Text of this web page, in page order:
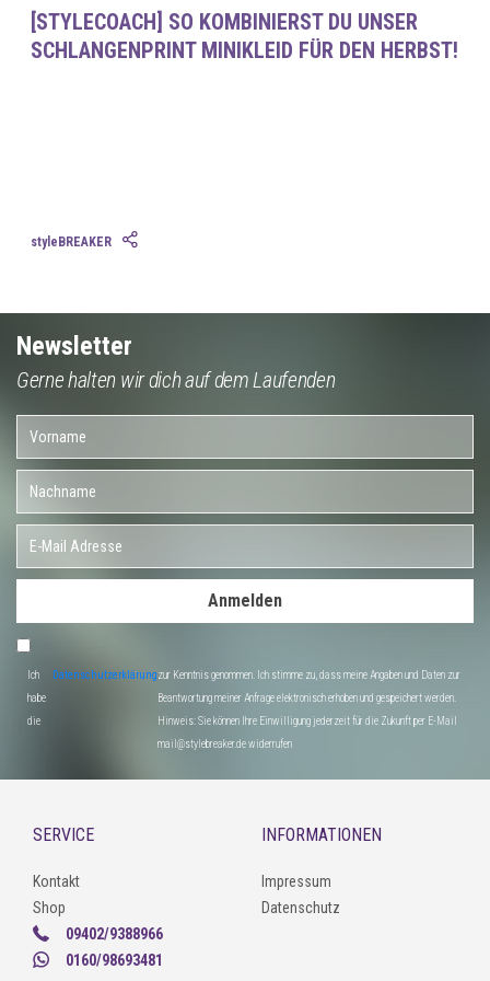
[STYLECOACH] SO KOMBINIERST DU UNSER
SCHLANGENPRINT MINIKLEID FÜR DEN HERBST!
styleBREAKER
Newsletter
Gerne halten wir dich auf dem Laufenden
Anmelden
Ich
habe
die
Datenschutzerklärungzur Kenntnis genommen. Ich stimme zu, dass meine Angaben und Daten zur
Beantwortung meiner Anfrage elektronisch erhoben und gespeichert werden.
Hinweis: Sie können Ihre Einwilligung jederzeit für die Zukunft per E-Mail
mail@stylebreaker.de widerrufen
SERVICE
Kontakt
Shop
09402/9388966
0160/98693481
INFORMATIONEN
Impressum
Datenschutz